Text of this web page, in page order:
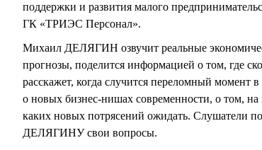
поддержки и развития малого
ГК «ТРИЭС Персонал».
Михаил ДЕЛЯГИН озвучит реальные
прогнозы, поделится информацией о том, где
расскажет, когда случится переломный момент
о новых бизнес-нишах современности, о том,
каких новых потрясений ожидать. Слушатели
ДЕЛЯГИНУ свои вопросы.